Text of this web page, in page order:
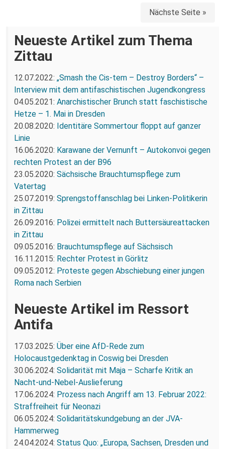
Nächste Seite »
Neueste Artikel zum Thema
Zittau
12.07.2022: „Smash the Cis-tem – Destroy Borders“ –
Interview mit dem antifaschistischen Jugendkongress
04.05.2021: Anarchistischer Brunch statt faschistische
Hetze – 1. Mai in Dresden
20.08.2020: Identitäre Sommertour floppt auf ganzer
Linie
16.06.2020: Karawane der Vernunft – Autokonvoi gegen
rechten Protest an der B96
23.05.2020: Sächsische Brauchtumspflege zum
Vatertag
25.07.2019: Sprengstoffanschlag bei Linken-Politikerin
in Zittau
26.09.2016: Polizei ermittelt nach Buttersäureattacken
in Zittau
09.05.2016: Brauchtumspflege auf Sächsisch
16.11.2015: Rechter Protest in Görlitz
09.05.2012: Proteste gegen Abschiebung einer jungen
Roma nach Serbien
Neueste Artikel im Ressort
Antifa
17.03.2025: Über eine AfD-Rede zum
Holocaustgedenktag in Coswig bei Dresden
30.06.2024: Solidarität mit Maja – Scharfe Kritik an
Nacht-und-Nebel-Auslieferung
17.06.2024: Prozess nach Angriff am 13. Februar 2022:
Straffreiheit für Neonazi
06.05.2024: Solidaritätskundgebung an der JVA-
Hammerweg
24.04.2024: Status Quo: „Europa, Sachsen, Dresden und